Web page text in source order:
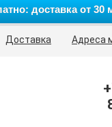
доставка от 30
Доставка Адреса